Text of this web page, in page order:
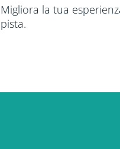
Migliora la tua
pista.